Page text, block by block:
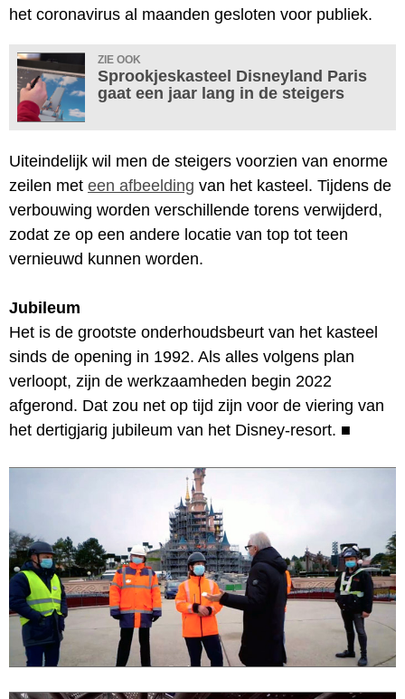
het coronavirus al maanden gesloten voor publiek.
ZIE OOK
Sprookjeskasteel Disneyland Paris
gaat een jaar lang in de steigers
Uiteindelijk wil men de steigers voorzien van enorme
zeilen met een afbeelding van het kasteel. Tijdens de
verbouwing worden verschillende torens verwijderd,
zodat ze op een andere locatie van top tot teen
vernieuwd kunnen worden.
Jubileum
Het is de grootste onderhoudsbeurt van het kasteel
sinds de opening in 1992. Als alles volgens plan
verloopt, zijn de werkzaamheden begin 2022
afgerond. Dat zou net op tijd zijn voor de viering van
het dertigjarig jubileum van het Disney-resort. ■